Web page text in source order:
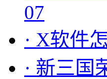
07
· X软件
· 新三国